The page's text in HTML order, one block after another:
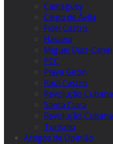
Camagüey
Ciego de Ávila
Fidel Castro
Havana
Miguel Díaz-Canel
PCC
Playa Girón
Raúl Castro
Revolução Cubana
Santa Clara
Revolução Cubana
Turismo
Artigos de Opinião